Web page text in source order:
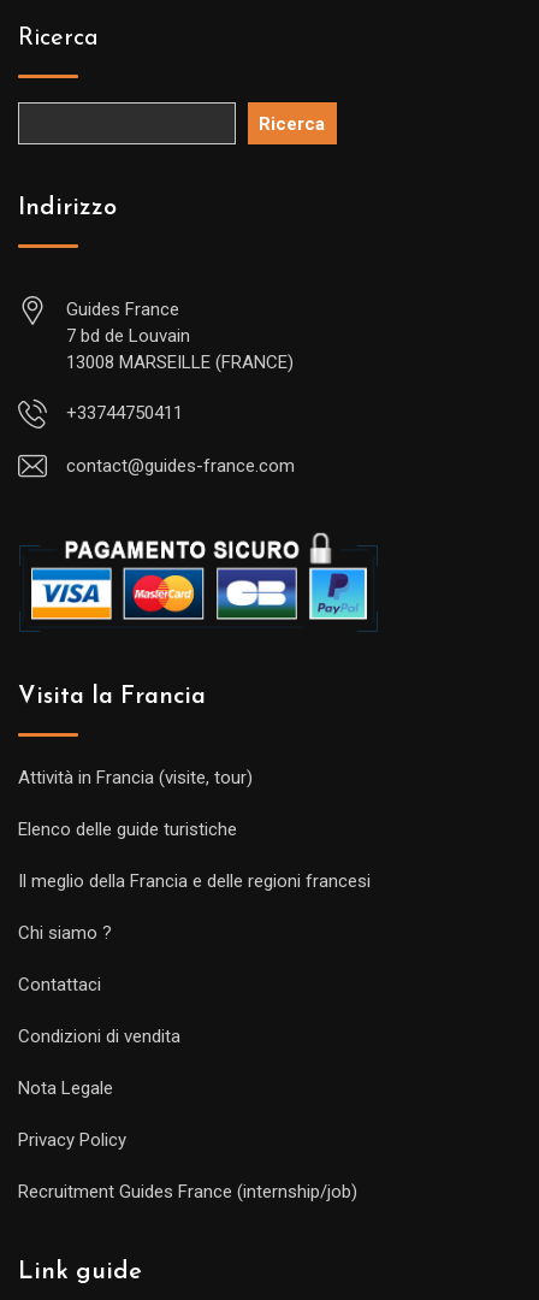
Ricerca
Ricerca
Indirizzo
Guides France
7 bd de Louvain
13008 MARSEILLE (FRANCE)
+33744750411
contact@guides-france.com
Visita la Francia
Attività in Francia (visite, tour)
Elenco delle guide turistiche
Il meglio della Francia e delle regioni francesi
Chi siamo ?
Contattaci
Condizioni di vendita
Nota Legale
Privacy Policy
Recruitment Guides France (internship/job)
Link guide